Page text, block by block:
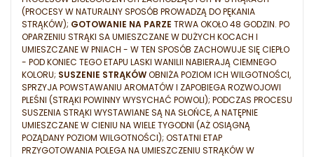
(PROCESY W NATURALNY SPOSÓB PROWADZĄ DO PĘKANIA
STRĄKÓW); GOTOWANIE NA PARZE TRWA OKOŁO 48 GODZIN. PO
OPARZENIU STRĄKI SA UMIESZCZANE W DUŻYCH KOCACH I
UMIESZCZANE W PNIACH - W TEN SPOSÓB ZACHOWUJE SIĘ CIEPŁO
- POD KONIEC TEGO ETAPU LASKI WANILII NABIERAJĄ CIEMNEGO
KOLORU; SUSZENIE STRĄKÓWOBNIŻA POZIOM ICH WILGOTNOŚCI,
SPRZYJA POWSTAWANIU AROMATÓW I ZAPOBIEGA ROZWOJOWI
PLEŚNI (STRĄKI POWINNY WYSYCHAĆ POWOLI); PODCZAS PROCESU
SUSZENIA STRĄKI WYSTAWIANE SĄ NA SŁOŃCE, A NATĘPNIE
UMIESZCZANE W CIENIU NA WIELE TYGODNI (AŻ OSIĄGNĄ
POZĄDANY POZIOM WILGOTNOŚCI); OSTATNI ETAP
PRZYGOTOWANIA POLEGA NA UMIESZCZENIU STRĄKÓW W